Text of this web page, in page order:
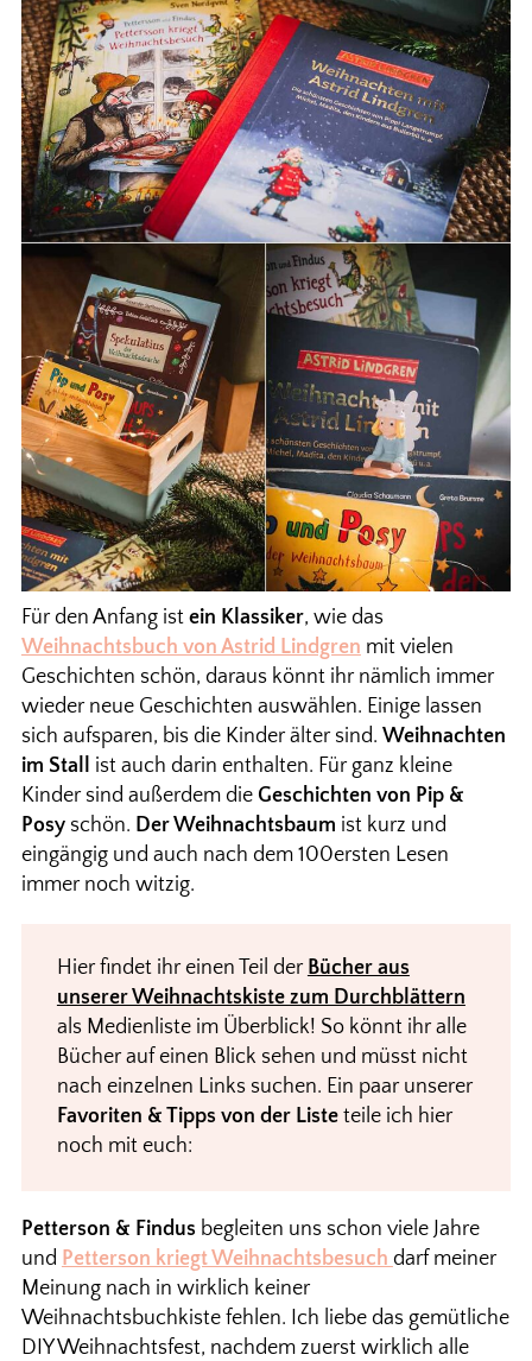
Für den Anfang ist ein Klassiker, wie das
Weihnachtsbuch von Astrid Lindgren mit vielen
Geschichten schön, daraus könnt ihr nämlich immer
wieder neue Geschichten auswählen. Einige lassen
sich aufsparen, bis die Kinder älter sind. Weihnachten
im Stall
ist auch darin enthalten. Für ganz kleine
Kinder sind außerdem die Geschichten von Pip &
Posyschön. Der Weihnachtsbaum ist kurz und
eingängig und auch nach dem 100ersten Lesen
immer noch witzig.
Hier findet ihr einen Teil der Bücher aus
unserer Weihnachtskiste zum Durchblättern
als Medienliste im Überblick! So könnt ihr alle
Bücher auf einen Blick sehen und müsst nicht
nach einzelnen Links suchen. Ein paar unserer
Favoriten & Tipps von der Listeteile ich hier
noch mit euch:
Petterson & Findus begleiten uns schon viele Jahre
und Petterson kriegt Weihnachtsbesuch darf meiner
Meinung nach in wirklich keiner
Weihnachtsbuchkiste fehlen. Ich liebe das gemütliche
DIY Weihnachtsfest, nachdem zuerst wirklich alle